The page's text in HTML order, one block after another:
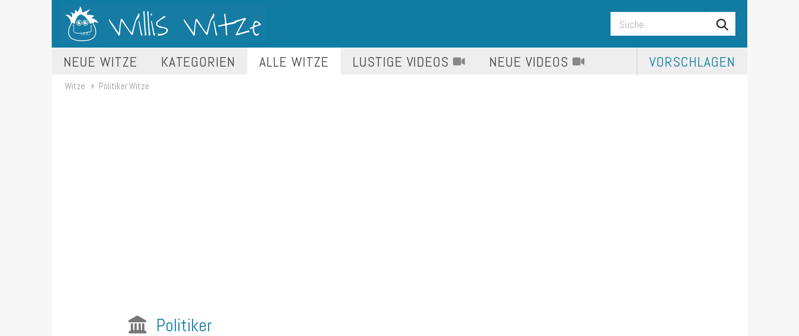
NEUE WITZE KATEGORIEN ALLE WITZE LUSTIGE VIDEOS NEUE VIDEOS VORSCHLAGEN
Witze Politiker Witze
Politiker